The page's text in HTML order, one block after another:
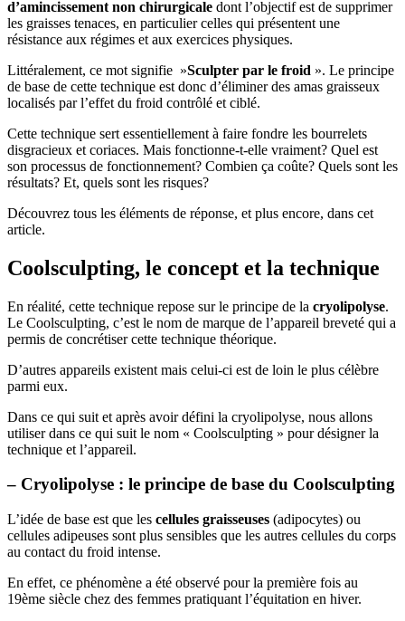
d’amincissement non chirurgicale dont l’objectif est de supprimer
les graisses tenaces, en particulier celles qui présentent une
résistance aux régimes et aux exercices physiques.
Littéralement, ce mot signifie »Sculpter par le froid ». Le principe
de base de cette technique est donc d’éliminer des amas graisseux
localisés par l’effet du froid contrôlé et ciblé.
Cette technique sert essentiellement à faire fondre les bourrelets
disgracieux et coriaces. Mais fonctionne-t-elle vraiment? Quel est
son processus de fonctionnement? Combien ça coûte? Quels sont les
résultats? Et, quels sont les risques?
Découvrez tous les éléments de réponse, et plus encore, dans cet
article.
Coolsculpting, le concept et la technique
En réalité, cette technique repose sur le principe de la cryolipolyse.
Le Coolsculpting, c’est le nom de marque de l’appareil breveté qui a
permis de concrétiser cette technique théorique.
D’autres appareils existent mais celui-ci est de loin le plus célèbre
parmi eux.
Dans ce qui suit et après avoir défini la cryolipolyse, nous allons
utiliser dans ce qui suit le nom « Coolsculpting » pour désigner la
technique et l’appareil.
– Cryolipolyse : le principe de base du Coolsculpting
L’idée de base est que les cellules graisseuses (adipocytes) ou
cellules adipeuses sont plus sensibles que les autres cellules du corps
au contact du froid intense.
En effet, ce phénomène a été observé pour la première fois au
19ème siècle chez des femmes pratiquant l’équitation en hiver.